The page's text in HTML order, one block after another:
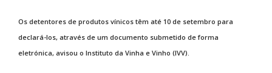
Os detentores de produtos vínicos têm até 10 de setembro para
declará-los, através de um documento submetido de forma
eletrónica, avisou o Instituto da Vinha e Vinho (IVV).